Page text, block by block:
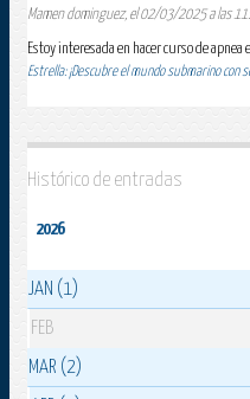
Mamen dominguez, el 02/03/2025 a las
Estoy interesada en hacer curso de apnea
Estrella: ¡Descubre el mundo submarino con
Histórico de entradas
2026
JAN (1)
FEB
MAR (2)